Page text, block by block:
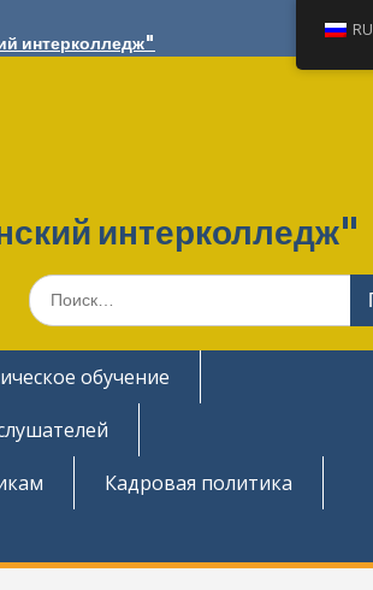
интерколледж"
интерколледж"
Поиск
обучение
Кадровая политика
RU